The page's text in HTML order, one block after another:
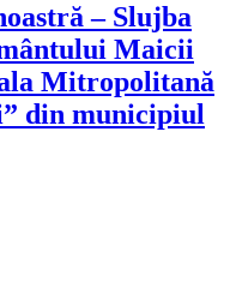
– Slujba
Maicii
Mitropolitană
din municipiul